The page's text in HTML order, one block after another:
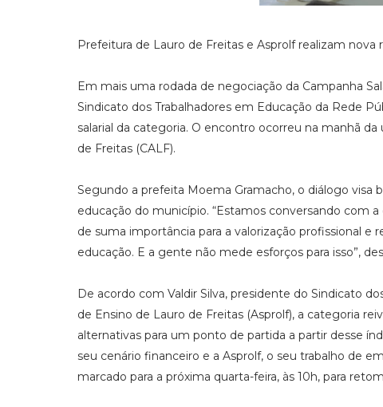
Prefeitura de Lauro de Freitas e Asprolf realizam
Em mais uma rodada de negociação da Campanha
Sindicato dos Trabalhadores em Educação da Rede
salarial da categoria. O encontro ocorreu na manhã
de Freitas (CALF).
Segundo a prefeita Moema Gramacho, o diálogo visa
educação do município. “Estamos conversando com
de suma importância para a valorização profissional
educação. E a gente não mede esforços para isso”,
De acordo com Valdir Silva, presidente do Sindicato
de Ensino de Lauro de Freitas (Asprolf), a categoria
alternativas para um ponto de partida a partir desse
seu cenário financeiro e a Asprolf, o seu trabalho de
marcado para a próxima quarta-feira, às 10h, para